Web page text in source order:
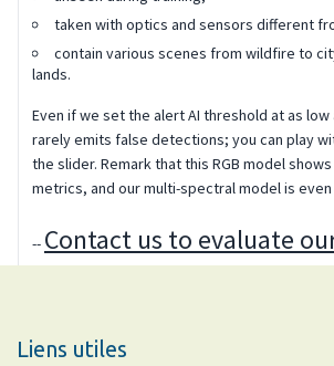
Liens utiles